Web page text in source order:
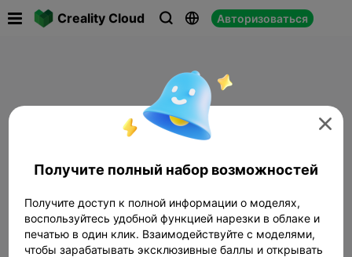
Creality Cloud   Авторизоваться

Получите полный набор возможностей
Получите доступ к полной информации о моделях,
воспользуйтесь удобной функцией нарезки в облаке и
печатью в один клик. Взаимодействуйте с моделями,
чтобы зарабатывать эксклюзивные баллы и открывать